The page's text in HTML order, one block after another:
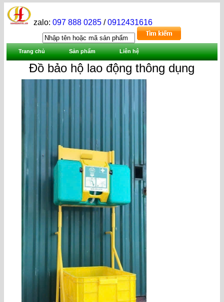
zalo:097 888 0285 /0912431616
Trang chủ Sản phẩm Liên hệ
Đồ bảo hộ lao động thông dụng